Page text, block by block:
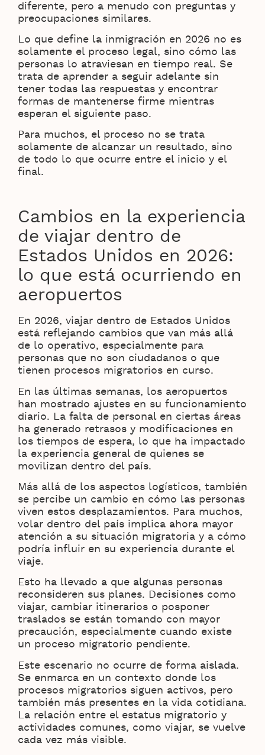
diferente, pero a menudo con preguntas y
preocupaciones similares.
Lo que define la inmigración en 2026 no es
solamente el proceso legal, sino cómo las
personas lo atraviesan en tiempo real. Se
trata de aprender a seguir adelante sin
tener todas las respuestas y encontrar
formas de mantenerse firme mientras
esperan el siguiente paso.
Para muchos, el proceso no se trata
solamente de alcanzar un resultado, sino
de todo lo que ocurre entre el inicio y el
final.
Cambios en la experiencia
de viajar dentro de
Estados Unidos en 2026:
lo que está ocurriendo en
aeropuertos
En 2026, viajar dentro de Estados Unidos
está reflejando cambios que van más allá
de lo operativo, especialmente para
personas que no son ciudadanos o que
tienen procesos migratorios en curso.
En las últimas semanas, los aeropuertos
han mostrado ajustes en su funcionamiento
diario. La falta de personal en ciertas áreas
ha generado retrasos y modificaciones en
los tiempos de espera, lo que ha impactado
la experiencia general de quienes se
movilizan dentro del país.
Más allá de los aspectos logísticos, también
se percibe un cambio en cómo las personas
viven estos desplazamientos. Para muchos,
volar dentro del país implica ahora mayor
atención a su situación migratoria y a cómo
podría influir en su experiencia durante el
viaje.
Esto ha llevado a que algunas personas
reconsideren sus planes. Decisiones como
viajar, cambiar itinerarios o posponer
traslados se están tomando con mayor
precaución, especialmente cuando existe
un proceso migratorio pendiente.
Este escenario no ocurre de forma aislada.
Se enmarca en un contexto donde los
procesos migratorios siguen activos, pero
también más presentes en la vida cotidiana.
La relación entre el estatus migratorio y
actividades comunes, como viajar, se vuelve
cada vez más visible.